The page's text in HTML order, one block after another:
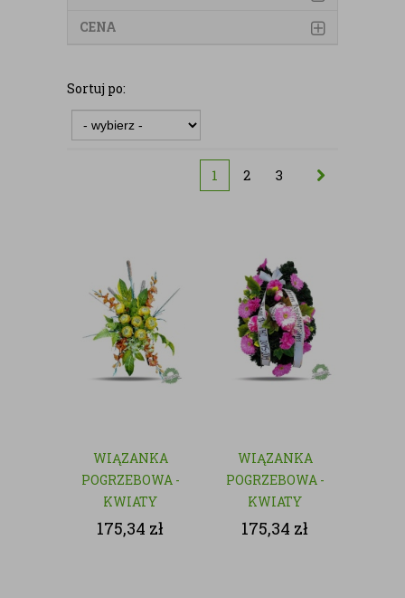
CENA
Sortuj po:
1 2 3
WIĄZANKA
POGRZEBOWA -
KWIATY
SZTUCZNE
175,34 zł
WIĄZANKA
POGRZEBOWA -
KWIATY
SZTUCZNE
175,34 zł